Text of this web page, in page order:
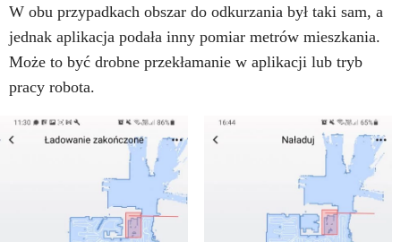
W obu przypadkach obszar do odkurzania był taki sam, a
jednak aplikacja podała inny pomiar metrów mieszkania.
Może to być drobne przekłamanie w aplikacji lub tryb
pracy robota.